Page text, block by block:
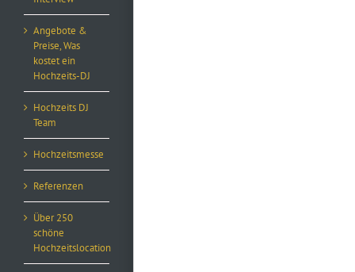
Angebote &
Preise, Was
kostet ein
Hochzeits-DJ
Hochzeits DJ
Team
Hochzeitsmesse
Referenzen
Über 250
schöne
Hochzeitslocation